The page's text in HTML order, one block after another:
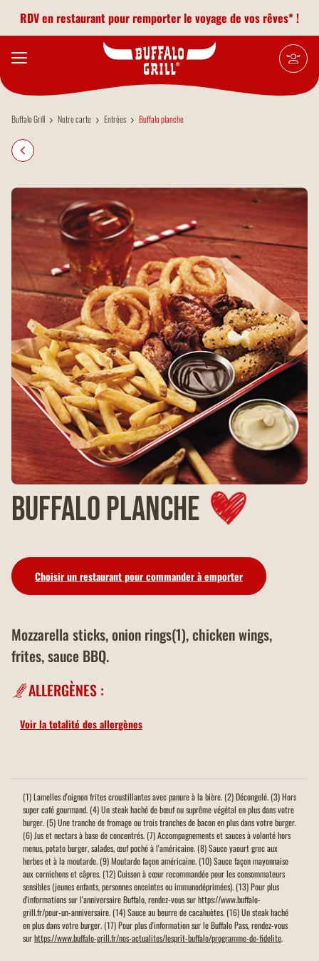
RDV en restaurant pour remporter le voyage de vos rêves* !
Buffalo Grill Notre carte Entrées Buffalo planche
BUFFALO PLANCHE
Choisir un restaurant pour commander à emporter
Mozzarella sticks, onion rings(1), chicken wings,
frites, sauce BBQ.
ALLERGÈNES :
Voir la totalité des allergènes
(1) Lamelles d'oignon frites croustillantes avec panure à la bière. (2) Décongelé. (3) Hors
super café gourmand. (4) Un steak haché de bœuf ou suprême végétal en plus dans votre
burger. (5) Une tranche de fromage ou trois tranches de bacon en plus dans votre burger.
(6) Jus et nectars à base de concentrés. (7) Accompagnements et sauces à volonté hors
menus, potato burger, salades, œuf poché à l'américaine. (8) Sauce yaourt grec aux
herbes et à la moutarde. (9) Moutarde façon américaine. (10) Sauce façon mayonnaise
aux cornichons et câpres. (12) Cuisson à cœur recommandée pour les consommateurs
sensibles (jeunes enfants, personnes enceintes ou immunodéprimées). (13) Pour plus
d'informations sur l'anniversaire Buffalo, rendez-vous sur https://www.buffalo-
grill.fr/pour-un-anniversaire. (14) Sauce au beurre de cacahuètes. (16) Un steak haché
en plus dans votre burger. (17) Pour plus d'information sur le Buffalo Pass, rendez-vous
surhttps://www.buffalo-grill.fr/nos-actualites/lesprit-buffalo/programme-de-fidelite.